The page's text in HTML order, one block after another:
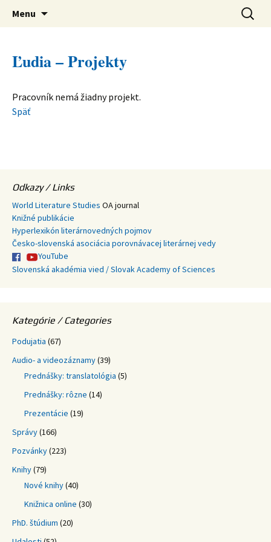
Ústav svetovej literatúry SAV
verejná výskumná inštitúcia
Menu Hľadať:
Ľudia – Projekty
Pracovník nemá žiadny projekt.
Späť
Odkazy / Links
World Literature Studies OA journal
Knižné publikácie
Hyperlexikón literárnovedných pojmov
Česko-slovenská asociácia porovnávacej literárnej vedy
YouTube
Slovenská akadémia vied / Slovak Academy of Sciences
Kategórie / Categories
Podujatia (67)
Audio- a videozáznamy(39)
Prednášky: translatológia (5)
Prednášky: rôzne (14)
Prezentácie (19)
Správy(166)
Pozvánky(223)
Knihy(79)
Nové knihy(40)
Knižnica online (30)
PhD. štúdium (20)